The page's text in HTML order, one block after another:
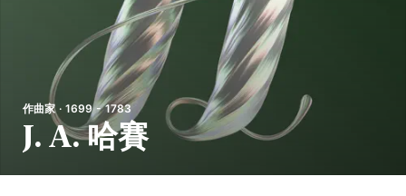
作曲家 · 1699 - 1783
J. A. 哈賽